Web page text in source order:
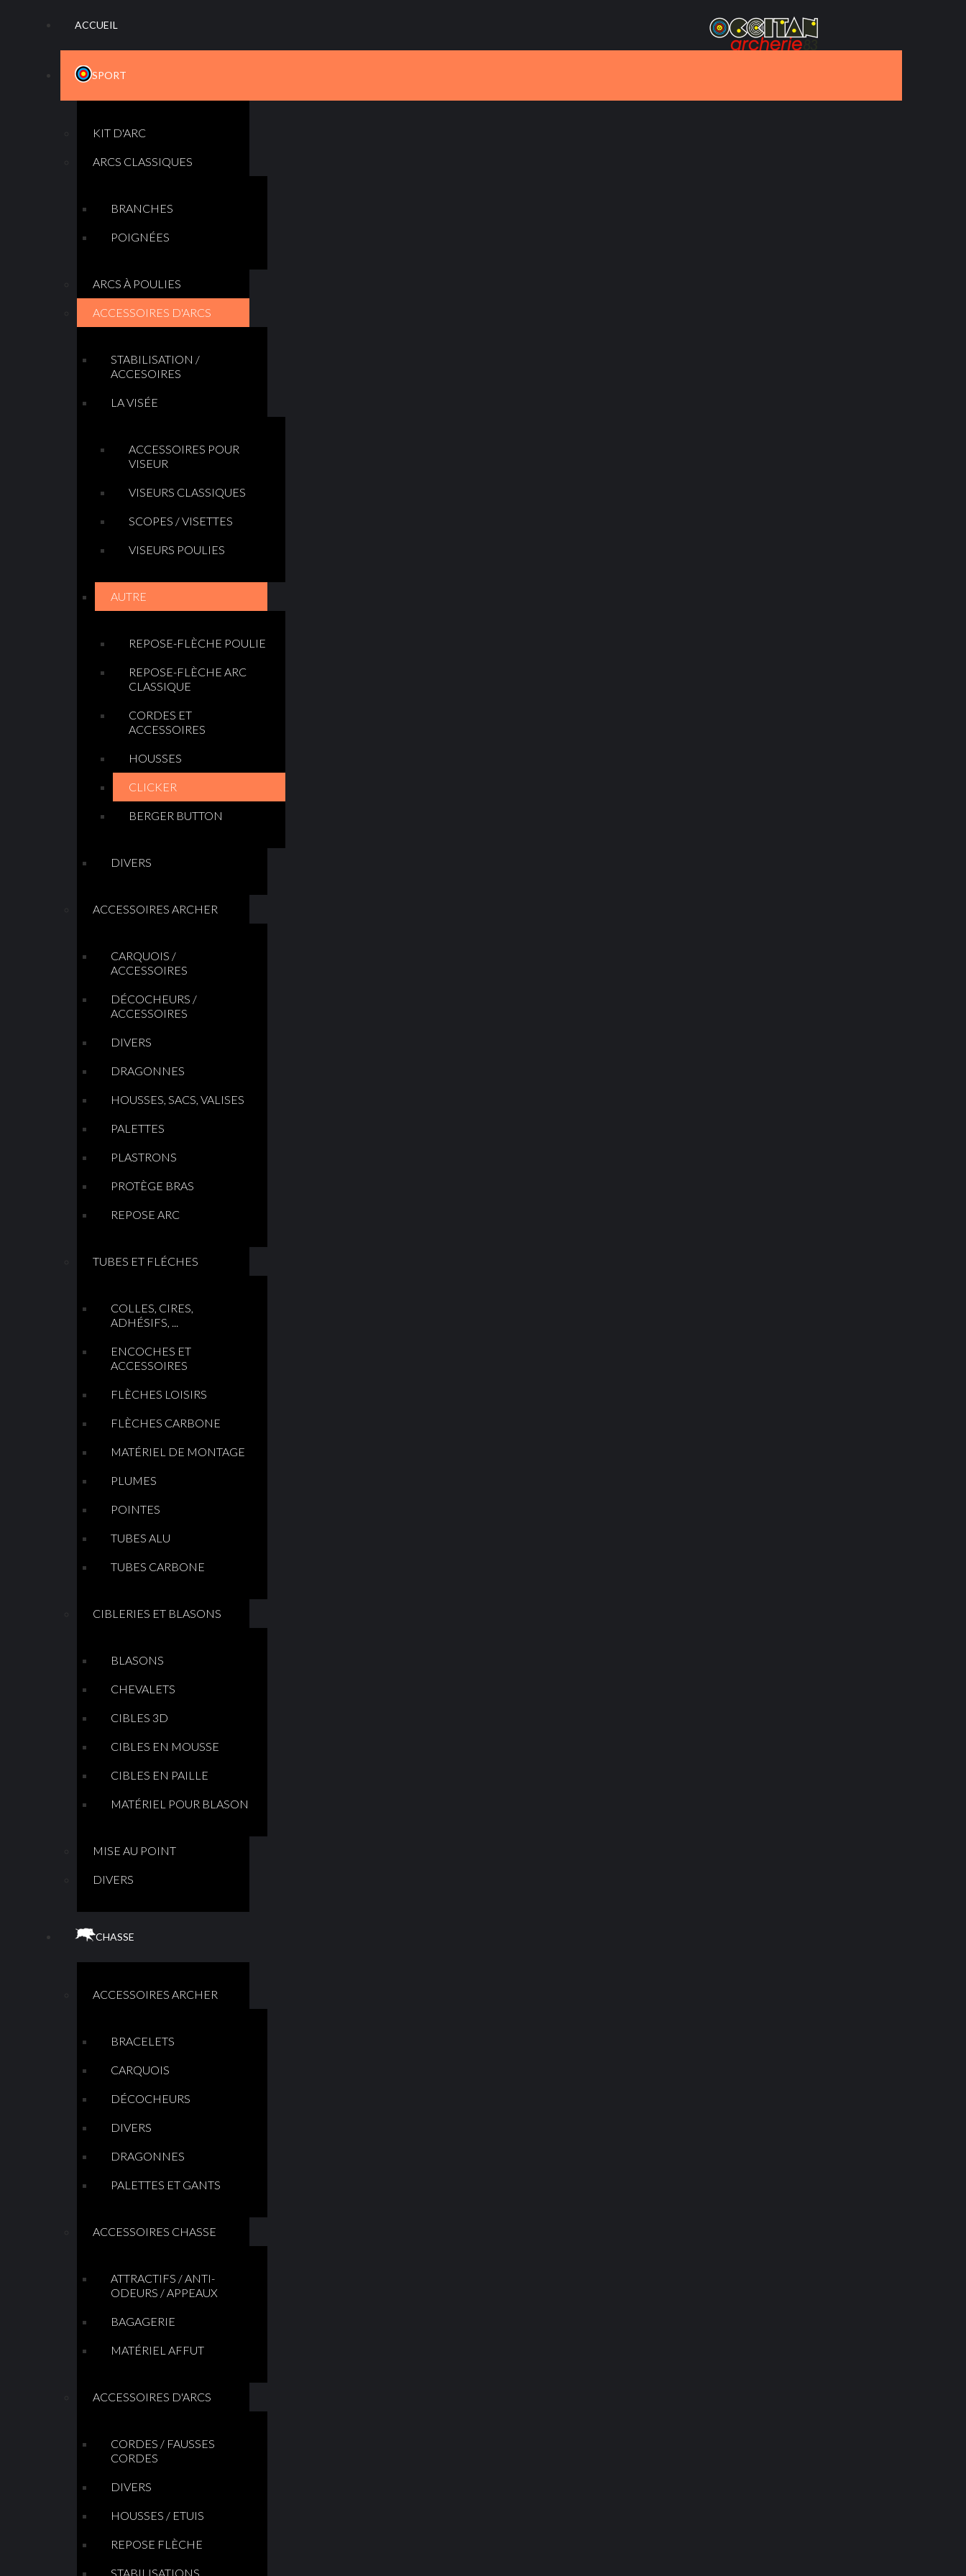
ACCUEIL
SPORT
KIT D'ARC
ARCS CLASSIQUES
BRANCHES
POIGNÉES
ARCS À POULIES
ACCESSOIRES D'ARCS
STABILISATION /
ACCESOIRES
LA VISÉE
ACCESSOIRES POUR
VISEUR
VISEURS CLASSIQUES
SCOPES / VISETTES
VISEURS POULIES
AUTRE
REPOSE-FLÈCHE POULIE
REPOSE-FLÈCHE ARC
CLASSIQUE
CORDES ET
ACCESSOIRES
HOUSSES
CLICKER
BERGER BUTTON
DIVERS
ACCESSOIRES ARCHER
CARQUOIS /
ACCESSOIRES
DÉCOCHEURS /
ACCESSOIRES
DIVERS
DRAGONNES
HOUSSES, SACS, VALISES
PALETTES
PLASTRONS
PROTÈGE BRAS
REPOSE ARC
TUBES ET FLÉCHES
COLLES, CIRES,
ADHÉSIFS, ...
ENCOCHES ET
ACCESSOIRES
FLÈCHES LOISIRS
FLÈCHES CARBONE
MATÉRIEL DE MONTAGE
PLUMES
POINTES
TUBES ALU
TUBES CARBONE
CIBLERIES ET BLASONS
BLASONS
CHEVALETS
CIBLES 3D
CIBLES EN MOUSSE
CIBLES EN PAILLE
MATÉRIEL POUR BLASON
MISE AU POINT
DIVERS
CHASSE
ACCESSOIRES ARCHER
BRACELETS
CARQUOIS
DÉCOCHEURS
DIVERS
DRAGONNES
PALETTES ET GANTS
ACCESSOIRES CHASSE
ATTRACTIFS / ANTI-
ODEURS / APPEAUX
BAGAGERIE
MATÉRIEL AFFUT
ACCESSOIRES D'ARCS
CORDES / FAUSSES
CORDES
DIVERS
HOUSSES / ETUIS
REPOSE FLÈCHE
STABILISATIONS